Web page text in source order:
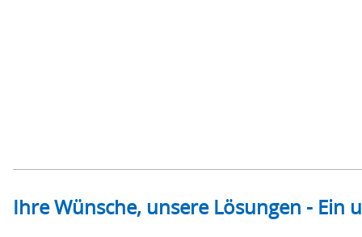
Ihre Wünsche, unsere Lösungen -